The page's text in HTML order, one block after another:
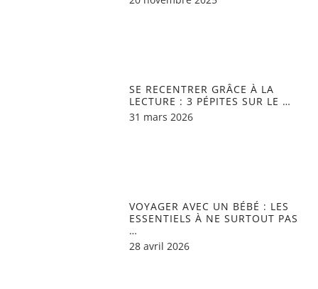
SE RECENTRER GRÂCE À LA
LECTURE : 3 PÉPITES SUR LE …
31 mars 2026
VOYAGER AVEC UN BÉBÉ : LES
ESSENTIELS À NE SURTOUT PAS
…
28 avril 2026